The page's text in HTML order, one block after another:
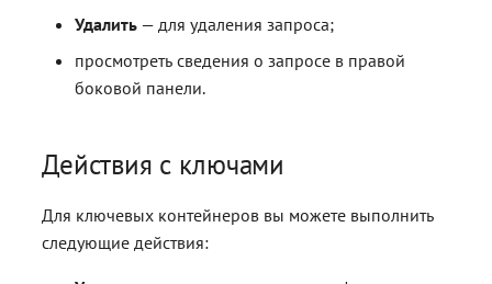
Удалить — для удаления запроса;
просмотреть сведения о запросе в правой
боковой панели.
Действия с ключами
Для ключевых контейнеров вы можете выполнить
следующие действия: